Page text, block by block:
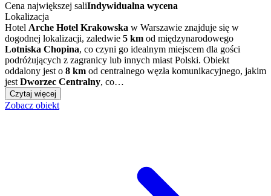
Cena największej saliIndywidualna wycena
Lokalizacja
Hotel Arche Hotel Krakowska w Warszawie znajduje się w
dogodnej lokalizacji, zaledwie 5 km od międzynarodowego
Lotniska Chopina, co czyni go idealnym miejscem dla gości
podróżujących z zagranicy lub innych miast Polski. Obiekt
oddalony jest o 8 km od centralnego węzła komunikacyjnego, jakim
jest Dworzec Centralny, co…
Czytaj więcej
Zobacz obiekt